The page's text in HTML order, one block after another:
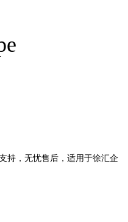
持，无忧售后，适用于徐汇企